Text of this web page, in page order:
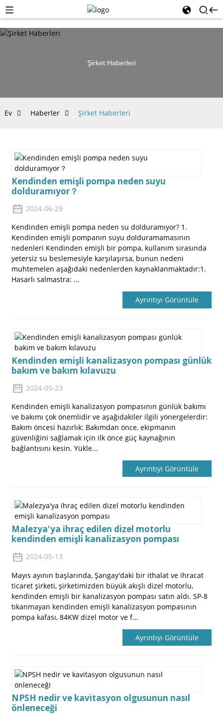
Şirket Haberleri
Ev Haberler Şirket Haberleri
Kendinden emişli pompa neden suyu
dolduramıyor？
2024-06-29
Kendinden emişli pompa neden su dolduramıyor? 1.
Kendinden emişli pompanın suyu dolduramamasının
nedenleri Kendinden emişli bir pompa, kullanım sırasında
yetersiz su beslemesiyle karşılaşırsa, bunun nedeni
muhtemelen aşağıdaki nedenlerden kaynaklanmaktadır:1.
Hasarlı salmastra: ...
Ayrıntıyı Görüntüle
Kendinden emişli kanalizasyon pompası günlük
bakım ve bakım kılavuzu
2024-05-23
Kendinden emişli kanalizasyon pompasının günlük bakımı
ve bakımı çok önemlidir ve aşağıdakiler ilgili yönergelerdir:
Bakım öncesi hazırlık: Bakımdan önce, ekipmanın
güvenliğini sağlamak için ilk önce güç kaynağının
bağlantısını kesin. Yükle...
Ayrıntıyı Görüntüle
Malezya'ya ihraç edilen dizel motorlu
kendinden emişli kanalizasyon pompası
2024-05-13
Mayıs ayının başlarında, Şangay'daki bir ithalat ve ihracat
ticaret şirketi, şirketimizden büyük akışlı dizel motorlu,
kendinden emişli bir kanalizasyon pompası satın aldı. SP-8
tıkanmayan kendinden emişli kanalizasyon pompasının
pompa kafası, 84KW dizel motor ve f...
Ayrıntıyı Görüntüle
NPSH nedir ve kavitasyon olgusunun nasıl
önleneceği